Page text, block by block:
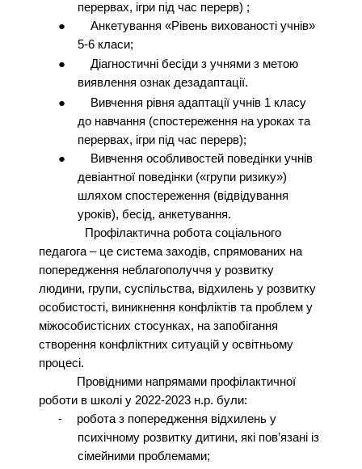
перервах, ігри під час перерв) ;
●
Анкетування «Рівень вихованості учнів»
5-6 класи;
●
Діагностичні бесіди з учнями з метою
виявлення ознак дезадаптації.
●
Вивчення рівня адаптації учнів 1 класу
до навчання (спостереження на уроках та
перервах, ігри під час перерв);
●
Вивчення особливостей поведінки учнів
девіантної поведінки («групи ризику»)
шляхом спостереження (відвідування
уроків), бесід, анкетування.
Профілактична робота соціального
педагога – це система заходів, спрямованих на
попередження неблагополуччя у розвитку
людини, групи, суспільства, відхилень у розвитку
особистості, виникнення конфліктів та проблем у
міжособистісних стосунках, на запобігання
створення конфліктних ситуацій у освітньому
процесі.
Провідними напрямами профілактичної
роботи в школі у 2022-2023 н.р. були:
-
робота з попередження відхилень у
психічному розвитку дитини, які пов’язані із
сімейними проблемами;